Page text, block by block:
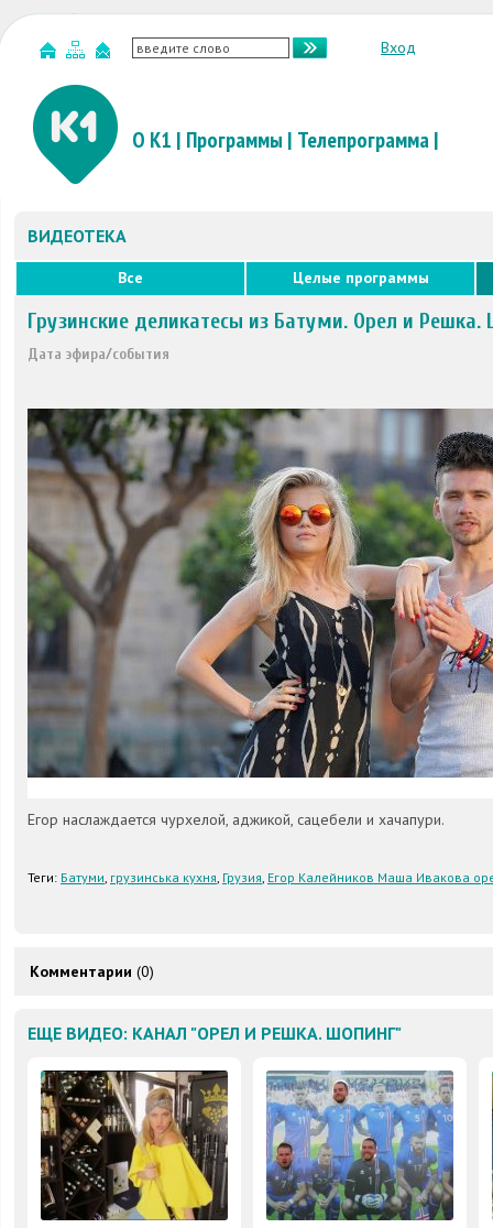
Вход
О К1 | Программы | Телепрограмма|
ВИДЕОТЕКА
Все Целые программы
Грузинские деликатесы из Батуми. Орел и Решка.
Дата эфира/события
Егор наслаждается чурхелой, аджикой, сацебели и хачапури.
Теги: Батуми, грузинська кухня, Грузия, Егор Калейников Маша Ивакова
Комментарии (0)
ЕЩЕ ВИДЕО: КАНАЛ "ОРЕЛ И РЕШКА. ШОПИНГ"